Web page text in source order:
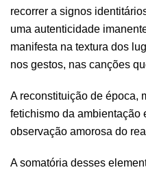
recorrer a signos
uma autenticidade
manifesta na textura dos
nos gestos, nas canções
A reconstituição de época,
fetichismo da ambientação
observação amorosa do
A somatória desses